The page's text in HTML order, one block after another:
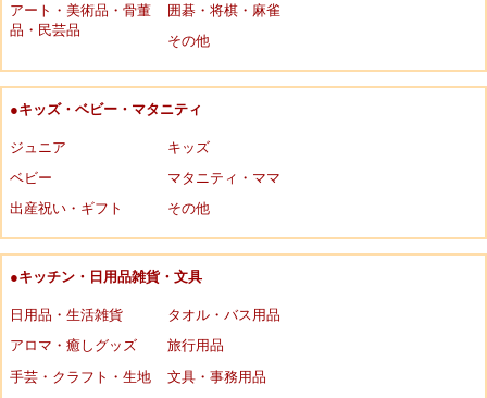
アート・美術品・骨董
品・民芸品
囲碁・将棋・麻雀
その他
●キッズ・ベビー・マタニティ
ジュニア
キッズ
ベビー
マタニティ・ママ
出産祝い・ギフト
その他
●キッチン・日用品雑貨・文具
日用品・生活雑貨
タオル・バス用品
アロマ・癒しグッズ
旅行用品
手芸・クラフト・生地
文具・事務用品